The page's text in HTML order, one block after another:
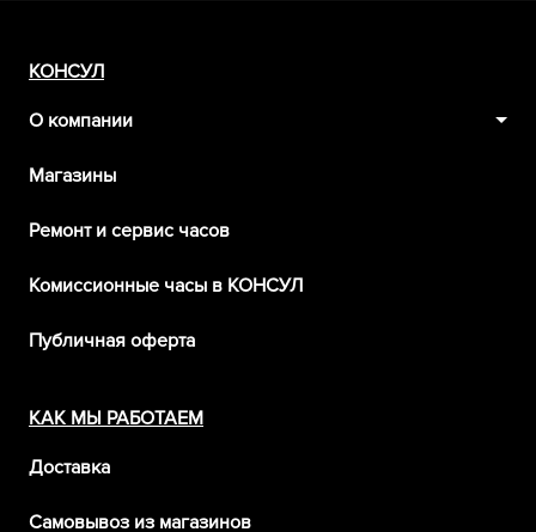
КОНСУЛ
О компании
Магазины
Ремонт и сервис часов
Комиссионные часы в КОНСУЛ
Публичная оферта
КАК МЫ РАБОТАЕМ
Доставка
Самовывоз из магазинов